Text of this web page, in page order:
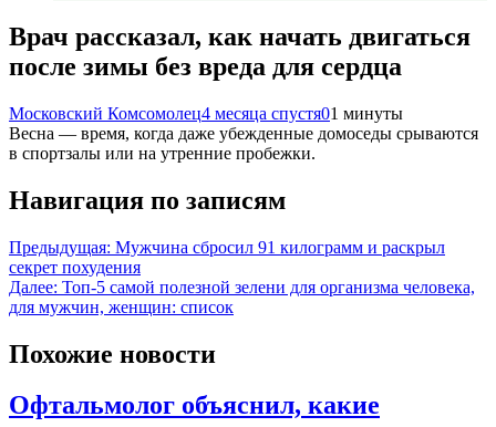
Врач рассказал, как начать двигаться
после зимы без вреда для сердца
Московский Комсомолец4 месяца спустя01 минуты
Весна — время, когда даже убежденные домоседы срываются
в спортзалы или на утренние пробежки.
Навигация по записям
Предыдущая: Мужчина сбросил 91 килограмм и раскрыл
секрет похудения
Далее: Топ-5 самой полезной зелени для организма человека,
для мужчин, женщин: список
Похожие новости
Офтальмолог объяснил, какие